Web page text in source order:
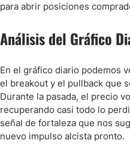
para abrir posiciones
Análisis del Gráfico
En el gráfico diario podemos
el breakout y el pullback que
Durante la pasada, el precio
recuperando casi todo lo
señal de fortaleza que nos
nuevo impulso alcista pronto.